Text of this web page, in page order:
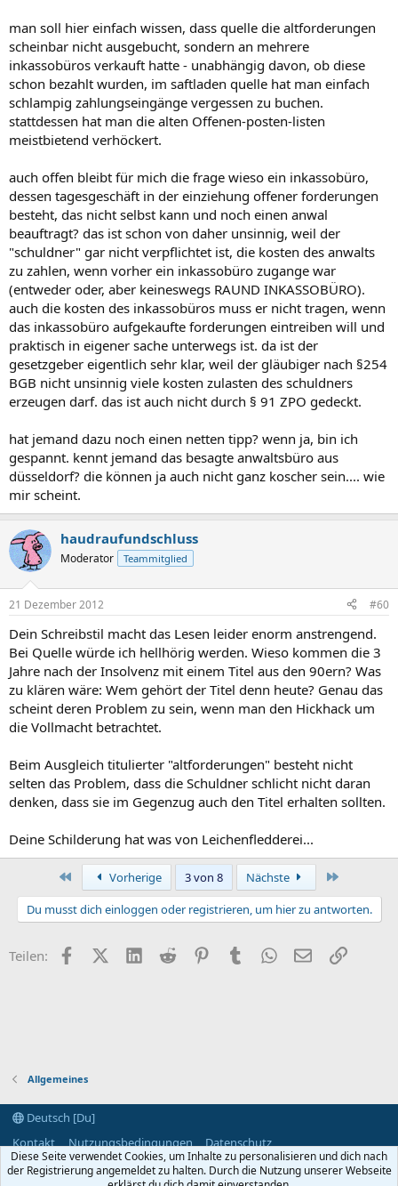
man soll hier einfach wissen, dass quelle die altforderungen
scheinbar nicht ausgebucht, sondern an mehrere
inkassobüros verkauft hatte - unabhängig davon, ob diese
schon bezahlt wurden, im saftladen quelle hat man einfach
schlampig zahlungseingänge vergessen zu buchen.
stattdessen hat man die alten Offenen-posten-listen
meistbietend verhöckert.
auch offen bleibt für mich die frage wieso ein inkassobüro,
dessen tagesgeschäft in der einziehung offener forderungen
besteht, das nicht selbst kann und noch einen anwal
beauftragt? das ist schon von daher unsinnig, weil der
"schuldner" gar nicht verpflichtet ist, die kosten des anwalts
zu zahlen, wenn vorher ein inkassobüro zugange war
(entweder oder, aber keineswegs RAUND INKASSOBÜRO).
auch die kosten des inkassobüros muss er nicht tragen, wenn
das inkassobüro aufgekaufte forderungen eintreiben will und
praktisch in eigener sache unterwegs ist. da ist der
gesetzgeber eigentlich sehr klar, weil der gläubiger nach §254
BGB nicht unsinnig viele kosten zulasten des schuldners
erzeugen darf. das ist auch nicht durch § 91 ZPO gedeckt.
hat jemand dazu noch einen netten tipp? wenn ja, bin ich
gespannt. kennt jemand das besagte anwaltsbüro aus
düsseldorf? die können ja auch nicht ganz koscher sein.... wie
mir scheint.
haudraufundschluss
Moderator Teammitglied
21 Dezember 2012 #60
Dein Schreibstil macht das Lesen leider enorm anstrengend.
Bei Quelle würde ich hellhörig werden. Wieso kommen die 3
Jahre nach der Insolvenz mit einem Titel aus den 90ern? Was
zu klären wäre: Wem gehört der Titel denn heute? Genau das
scheint deren Problem zu sein, wenn man den Hickhack um
die Vollmacht betrachtet.
Beim Ausgleich titulierter "altforderungen" besteht nicht
selten das Problem, dass die Schuldner schlicht nicht daran
denken, dass sie im Gegenzug auch den Titel erhalten sollten.
Deine Schilderung hat was von Leichenfledderei...
Erste Vorherige 3 von 8 Nächste
Du musst dich einloggen oder registrieren, um hier zu antworten.
Teilen: FacebookX (Twitter)
LinkedIn
Reddit PinterestTumblr WhatsApp
E-MailLink
Allgemeines
Deutsch [Du]
Kontakt
Nutzungsbedingungen
Datenschutz
Hilfe und Impressum
Start
R
S
S
Diese Seite verwendet Cookies, um Inhalte zu personalisieren und dich nach
der Registrierung angemeldet zu halten. Durch die Nutzung unserer Webseite